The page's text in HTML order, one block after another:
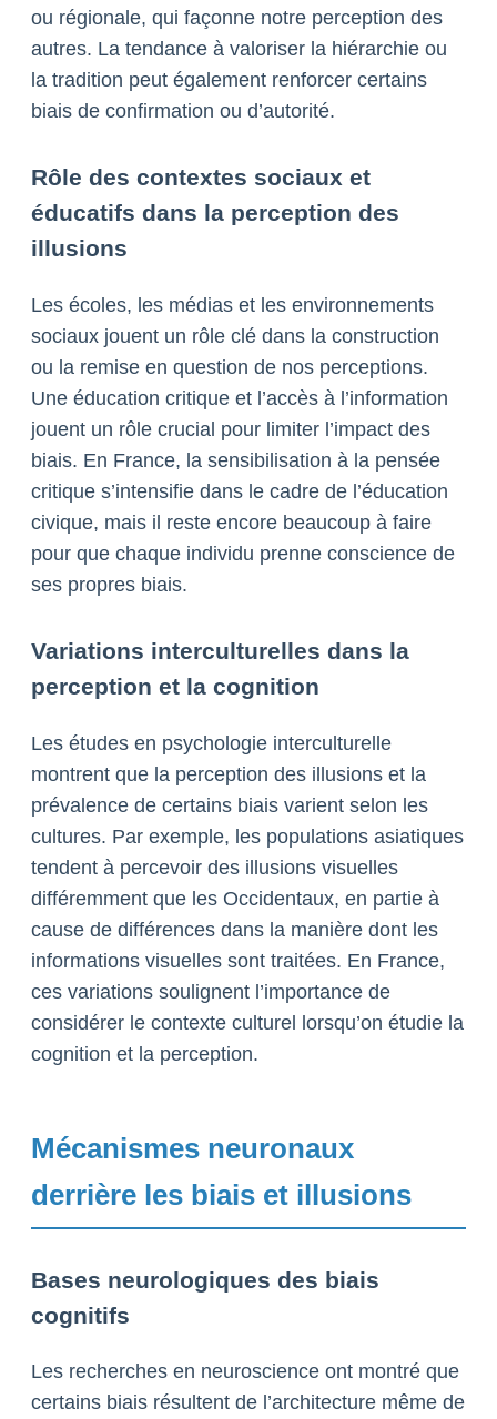
ou régionale, qui façonne notre perception des
autres. La tendance à valoriser la hiérarchie ou
la tradition peut également renforcer certains
biais de confirmation ou d’autorité.
Rôle des contextes sociaux et
éducatifs dans la perception des
illusions
Les écoles, les médias et les environnements
sociaux jouent un rôle clé dans la construction
ou la remise en question de nos perceptions.
Une éducation critique et l’accès à l’information
jouent un rôle crucial pour limiter l’impact des
biais. En France, la sensibilisation à la pensée
critique s’intensifie dans le cadre de l’éducation
civique, mais il reste encore beaucoup à faire
pour que chaque individu prenne conscience de
ses propres biais.
Variations interculturelles dans la
perception et la cognition
Les études en psychologie interculturelle
montrent que la perception des illusions et la
prévalence de certains biais varient selon les
cultures. Par exemple, les populations asiatiques
tendent à percevoir des illusions visuelles
différemment que les Occidentaux, en partie à
cause de différences dans la manière dont les
informations visuelles sont traitées. En France,
ces variations soulignent l’importance de
considérer le contexte culturel lorsqu’on étudie la
cognition et la perception.
Mécanismes neuronaux
derrière les biais et illusions
Bases neurologiques des biais
cognitifs
Les recherches en neuroscience ont montré que
certains biais résultent de l’architecture même de